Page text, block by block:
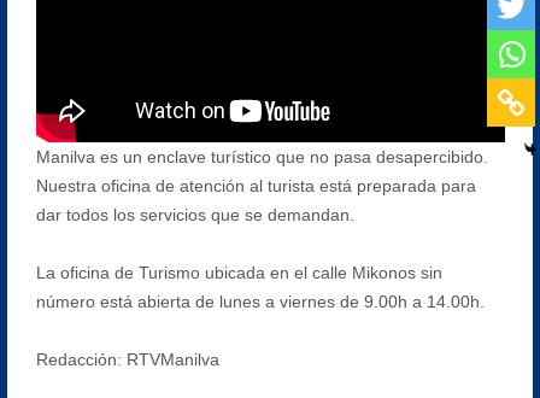
Manilva es un enclave turístico que no pasa desapercibido.
Nuestra oficina de atención al turista está preparada para
dar todos los servicios que se demandan.
La oficina de Turismo ubicada en el calle Mikonos sin
número está abierta de lunes a viernes de 9.00h a 14.00h.
Redacción: RTVManilva